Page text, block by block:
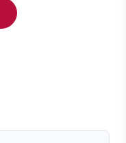
Tab)
Tab)